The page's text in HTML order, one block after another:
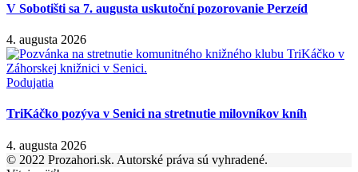
V Sobotišti sa 7. augusta uskutoční pozorovanie Perzeíd
4. augusta 2026
Podujatia
TriKáčko pozýva v Senici na stretnutie milovníkov kníh
4. augusta 2026
© 2022 Prozahori.sk. Autorské práva sú vyhradené.